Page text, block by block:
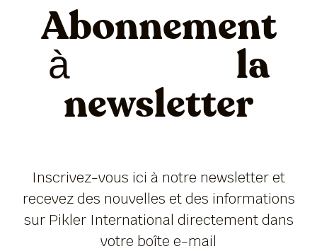
Abonnement
à la
newsletter
Inscrivez-vous ici à notre newsletter et
recevez des nouvelles et des informations
sur Pikler International directement dans
votre boîte e-mail